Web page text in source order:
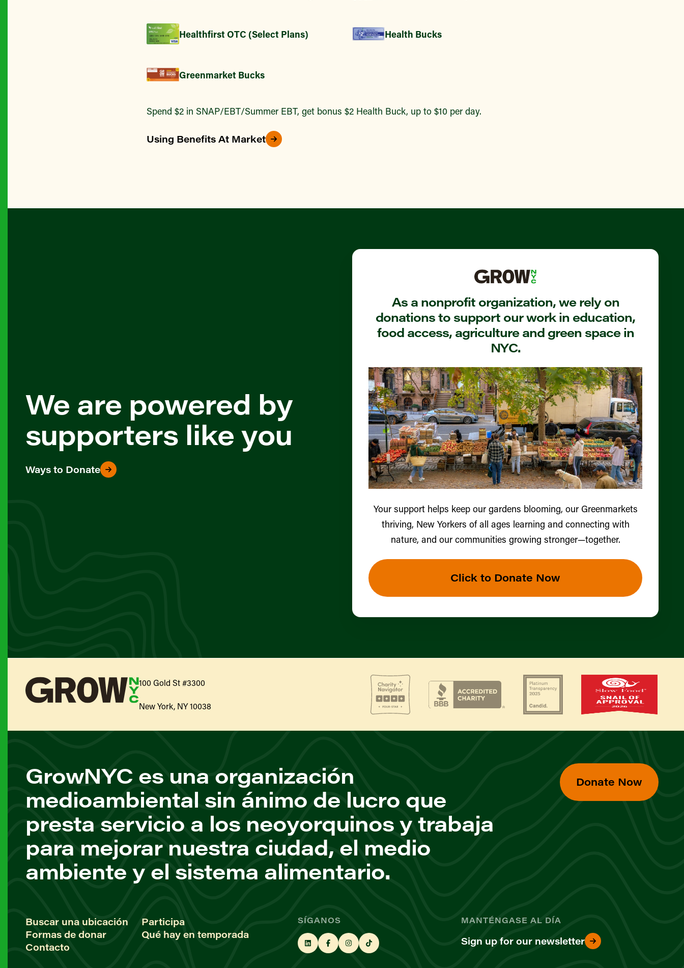
Healthfirst OTC (Select Plans) Health Bucks
Greenmarket Bucks
Spend $2 in SNAP/EBT/Summer EBT, get bonus $2 Health Buck, up to $10 per day.
Using Benefits At Market
We are powered by
supporters like you
Ways to Donate
As a nonprofit organization, we rely on
donations to support our work in education,
food access, agriculture and green space in
NYC.
Your support helps keep our gardens blooming, our Greenmarkets
thriving, New Yorkers of all ages learning and connecting with
nature, and our communities growing stronger—together.
Click to Donate Now
100 Gold St #3300
New York, NY 10038
GrowNYC es una organización
medioambiental sin ánimo de lucro que
presta servicio a los neoyorquinos y trabaja
para mejorar nuestra ciudad, el medio
ambiente y el sistema alimentario.
Donate Now
Buscar una ubicación
Participa
Formas de donar
Qué hay en temporada
Contacto
SÍGANOS MANTÉNGASE AL DÍA
Sign up for our newsletter